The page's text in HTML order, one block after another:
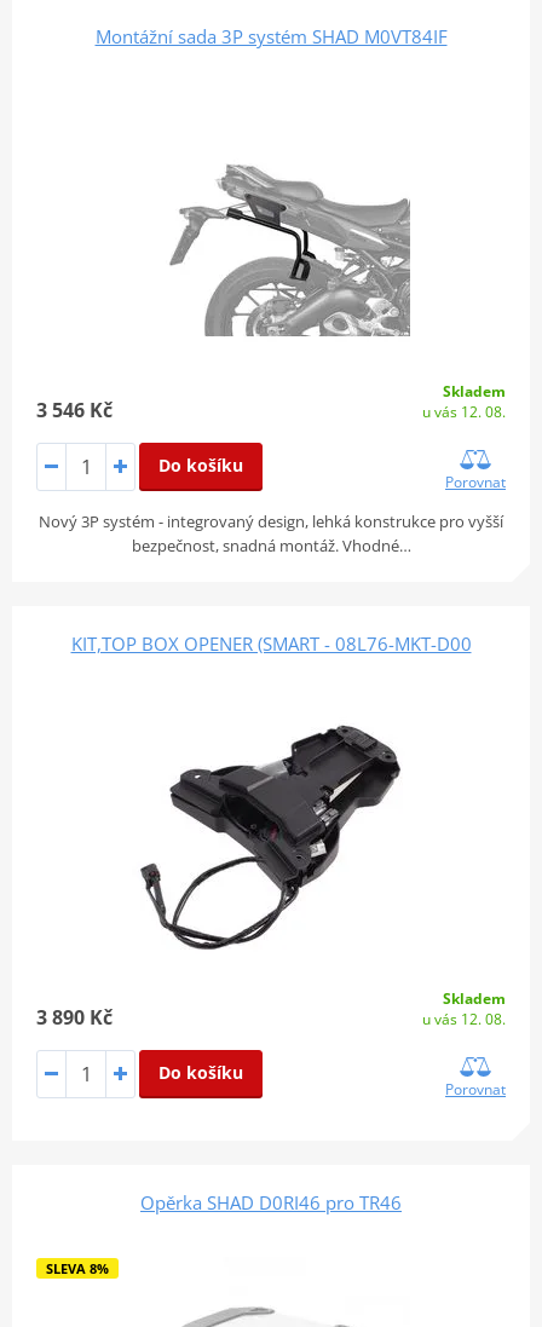
Montážní sada 3P systém SHAD M0VT84IF
3 546 Kč
Skladem
u vás 12. 08.
Do košíku
Porovnat
Nový 3P systém - integrovaný design, lehká konstrukce pro vyšší
bezpečnost, snadná montáž. Vhodné…
KIT,TOP BOX OPENER (SMART - 08L76-MKT-D00
3 890 Kč
Skladem
u vás 12. 08.
Do košíku
Porovnat
Opěrka SHAD D0RI46 pro TR46
SLEVA 8%